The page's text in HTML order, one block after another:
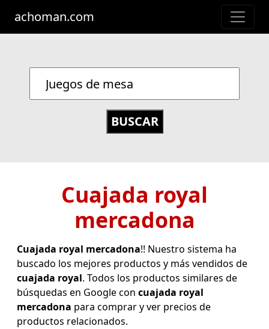
achoman.com
Cuajada royal
mercadona
Cuajada royal mercadona!! Nuestro sistema ha
buscado los mejores productos y más vendidos de
cuajada royal. Todos los productos similares de
búsquedas en Google con cuajada royal
mercadona para comprar y ver precios de
productos relacionados.